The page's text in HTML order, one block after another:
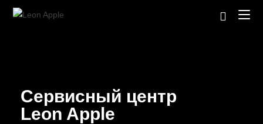
Сервисный центр
Leon Apple